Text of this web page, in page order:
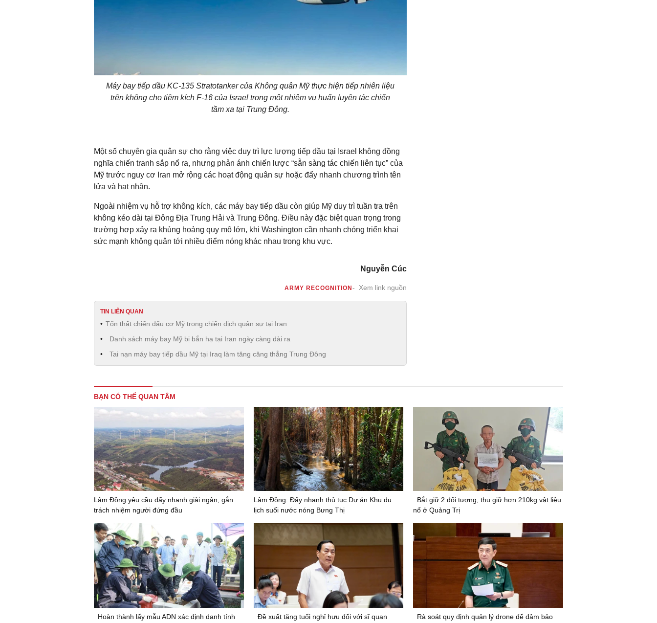
Máy bay tiếp dầu KC-135 Stratotanker của Không quân Mỹ thực hiện tiếp nhiên liệu
trên không cho tiêm kích F-16 của Israel trong một nhiệm vụ huấn luyện tác chiến
tầm xa tại Trung Đông.
Một số chuyên gia quân sự cho rằng việc duy trì lực lượng tiếp dầu tại Israel không đồng
nghĩa chiến tranh sắp nổ ra, nhưng phản ánh chiến lược “sẵn sàng tác chiến liên tục” của
Mỹ trước nguy cơ Iran mở rộng các hoạt động quân sự hoặc đẩy nhanh chương trình tên
lửa và hạt nhân.
Ngoài nhiệm vụ hỗ trợ không kích, các máy bay tiếp dầu còn giúp Mỹ duy trì tuần tra trên
không kéo dài tại Đông Địa Trung Hải và Trung Đông. Điều này đặc biệt quan trọng trong
trường hợp xảy ra khủng hoảng quy mô lớn, khi Washington cần nhanh chóng triển khai
sức mạnh không quân tới nhiều điểm nóng khác nhau trong khu vực.
Nguyễn Cúc
ARMY RECOGNITION Xem link nguồn
TIN LIÊN QUAN
Tổn thất chiến đấu cơ Mỹ trong chiến dịch quân sự tại Iran
Danh sách máy bay Mỹ bị bắn hạ tại Iran ngày càng dài ra
Tai nạn máy bay tiếp dầu Mỹ tại Iraq làm tăng căng thẳng Trung Đông
BẠN CÓ THỂ QUAN TÂM
Lâm Đồng yêu cầu đẩy nhanh giải ngân, gắn
trách nhiệm người đứng đầu
Lâm Đồng: Đẩy nhanh thủ tục Dự án Khu du
lịch suối nước nóng Bưng Thị
Bắt giữ 2 đối tượng, thu giữ hơn 210kg vật liệu
nổ ở Quảng Trị
Hoàn thành lấy mẫu ADN xác định danh tính
Đề xuất tăng tuổi nghỉ hưu đối với sĩ quan
Rà soát quy định quản lý drone để đảm bảo